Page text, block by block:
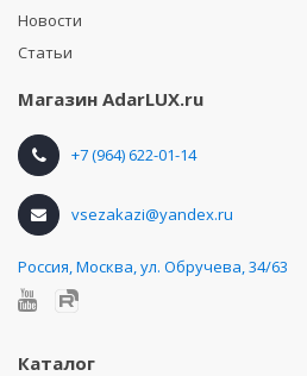
Новости
Статьи
Магазин AdarLUX.ru
+7 (964) 622-01-14
vsezakazi@yandex.ru
Россия,Москва, ул. Обручева, 34/63
Каталог